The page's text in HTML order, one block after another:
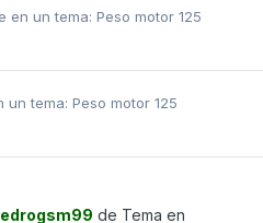
en un tema: Peso motor 125
un tema: Peso motor 125
de Tema en